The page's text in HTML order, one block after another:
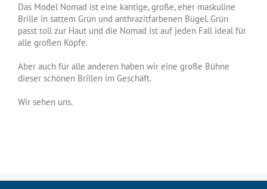
Das Model Nomad ist eine kantige, große, eher maskuline
Brille in sattem Grün und anthrazitfarbenen Bügel. Grün
passt toll zur Haut und die Nomad ist auf jeden Fall ideal für
alle großen Köpfe.
Aber auch für alle anderen haben wir eine große Bühne
dieser schönen Brillen im Geschäft.
Wir sehen uns.